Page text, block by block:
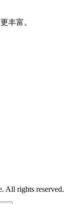
丰富。
All rights reserved.